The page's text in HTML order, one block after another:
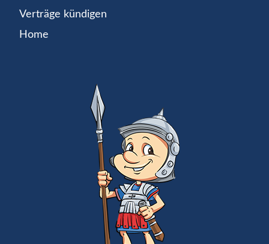
Verträge kündigen
Home